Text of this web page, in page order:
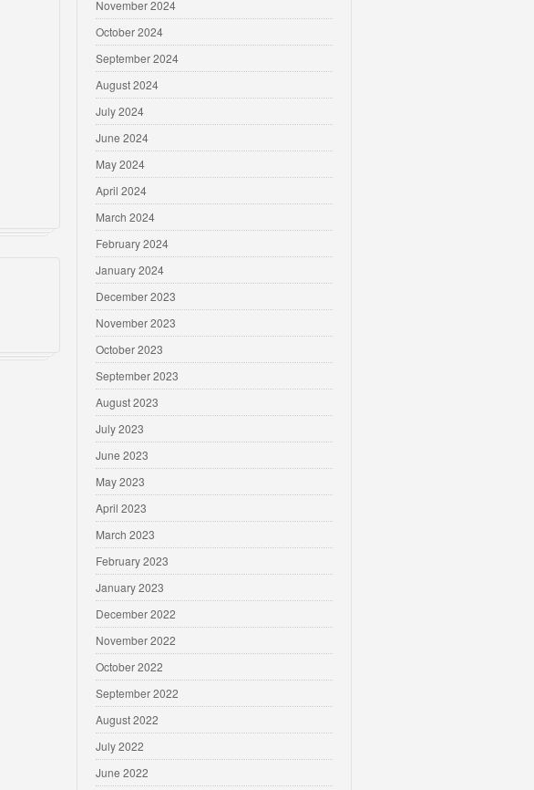
November 2024
October 2024
September 2024
August 2024
July 2024
June 2024
May 2024
April 2024
March 2024
February 2024
January 2024
December 2023
November 2023
October 2023
September 2023
August 2023
July 2023
June 2023
May 2023
April 2023
March 2023
February 2023
January 2023
December 2022
November 2022
October 2022
September 2022
August 2022
July 2022
June 2022